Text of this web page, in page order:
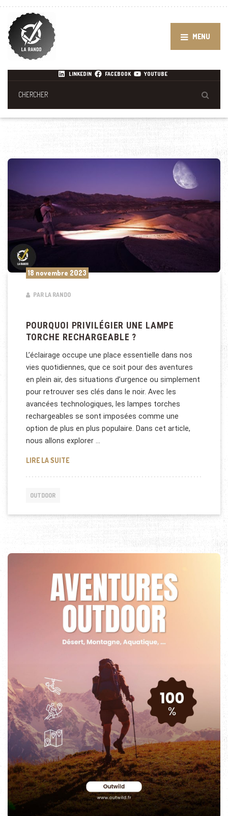
MENU
LINKEDIN FACEBOOK YOUTUBE
18 novembre 2023
PAR LA RANDO
POURQUOI PRIVILÉGIER UNE LAMPE
TORCHE RECHARGEABLE ?
L’éclairage occupe une place essentielle dans nos
vies quotidiennes, que ce soit pour des aventures
en plein air, des situations d’urgence ou simplement
pour retrouver ses clés dans le noir. Avec les
avancées technologiques, les lampes torches
rechargeables se sont imposées comme une
option de plus en plus populaire. Dans cet article,
nous allons explorer …
LIRE LA SUITEPOURQUOI PRIVILÉGIER UNE LAMPE TORCHE
OUTDOOR